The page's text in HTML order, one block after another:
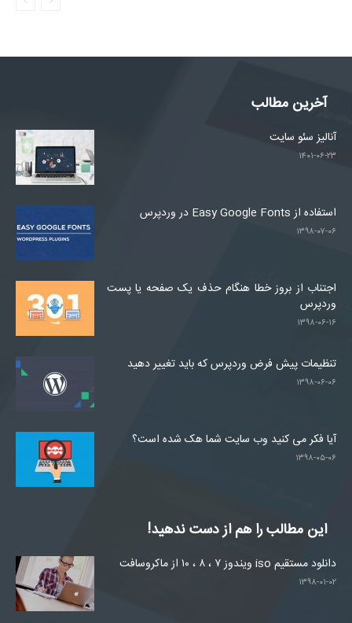
آخرین مطالب
آنالیز سئو سایت
۱۴۰۱-۰۶-۲۳
استفاده از Easy Google Fonts در وردپرس
۱۳۹۸-۰۷-۰۶
اجتناب از بروز خطا هنگام حذف یک صفحه یا پست
وردپرس
۱۳۹۸-۰۶-۱۶
تنظیمات پیش فرض وردپرس که باید تغییر دهید
۱۳۹۸-۰۶-۰۶
آیا فکر می کنید وب سایت شما هک شده است؟
۱۳۹۸-۰۵-۰۶
این مطالب را هم از دست ندهید!
دانلود مستقیم iso ویندوز ۷ ، ۸ ، ۱۰ از ماکروسافت
۱۳۹۸-۰۱-۰۲